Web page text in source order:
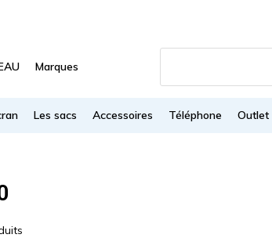
Marques
Les sacs Accessoires Téléphone Outlet